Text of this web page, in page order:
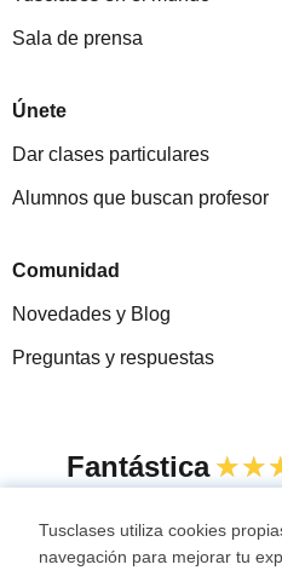
Sala de prensa
Únete
Dar clases particulares
Alumnos que buscan profesor
Comunidad
Novedades y Blog
Preguntas y respuestas
Fantástica
Tusclases utiliza cookies
navegación para mejorar tu